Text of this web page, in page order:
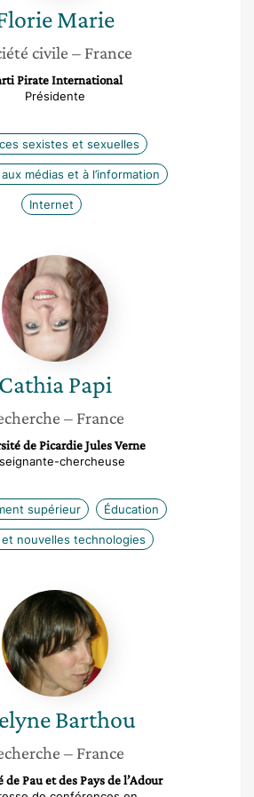
Marie
civile – France
Pirate International
Présidente
sexistes et sexuelles
médias et à l’information
Internet
Cathia
Papi
CathiaPapi
– France
de Picardie Jules Verne
chercheuse
supérieur Éducation
nouvelles technologies
Évelyne
Barthou
Barthou
– France
Pau et des Pays de l’Adour